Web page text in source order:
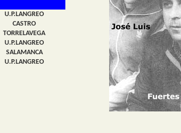
U.P.LANGREO
CASTRO
TORRELAVEGA
U.P.LANGREO
SALAMANCA
U.P.LANGREO